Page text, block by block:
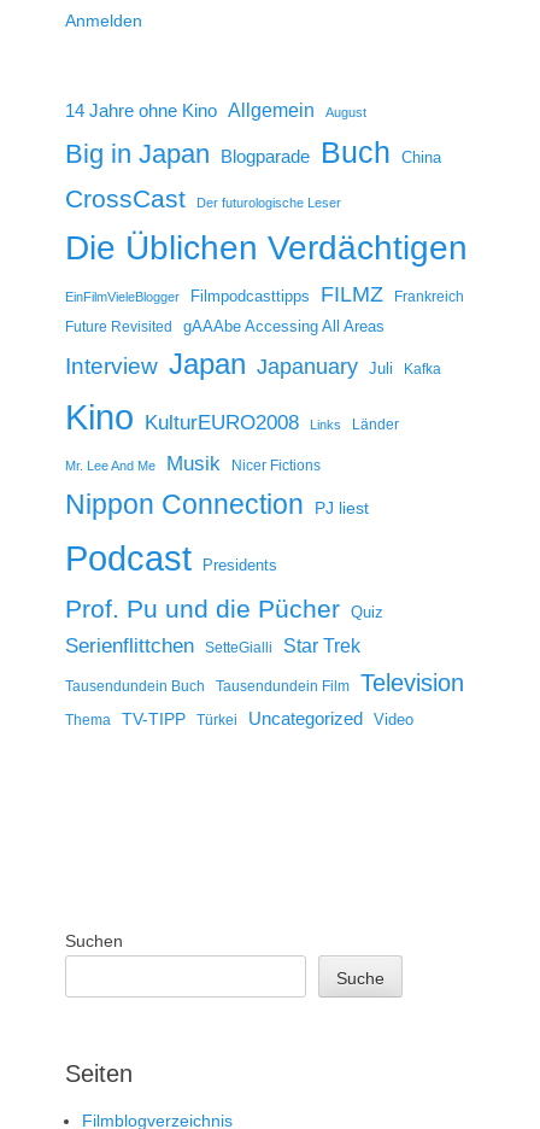
Anmelden
14 Jahre ohne Kino Allgemein August
Big in Japan Blogparade Buch China
CrossCast Der futurologische Leser
Die Üblichen Verdächtigen
EinFilmVieleBlogger Filmpodcasttipps FILMZ
Frankreich
Future Revisited
gAAAbe Accessing All Areas
Interview Japan Japanuary Juli Kafka
Kino KulturEURO2008 Links Länder
Mr. Lee And Me Musik Nicer Fictions
Nippon Connection PJ liest
Podcast Presidents
Prof. Pu und die Pücher Quiz
Serienflittchen SetteGialli Star Trek
Tausendundein Buch Tausendundein Film Television
Thema TV-TIPP Türkei Uncategorized Video
Suchen
Suche
Seiten
Filmblogverzeichnis